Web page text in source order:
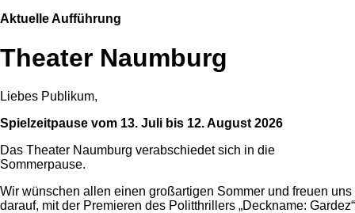
Aktuelle Aufführung
Theater Naumburg
Liebes Publikum,
Spielzeitpause vom 13. Juli bis 12. August 2026
Das Theater Naumburg verabschiedet sich in die
Sommerpause.
Wir wünschen allen einen großartigen Sommer und freuen uns
darauf, mit der Premieren des Politthrillers „Deckname: Gardez“